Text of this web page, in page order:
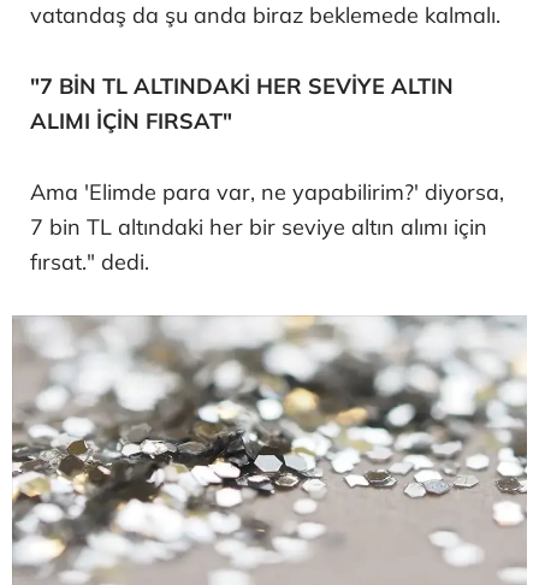
vatandaş da şu anda biraz beklemede kalmalı.
"7 BİN TL ALTINDAKİ HER SEVİYE ALTIN
ALIMI İÇİN FIRSAT"
Ama 'Elimde para var, ne yapabilirim?' diyorsa,
7 bin TL altındaki her bir seviye altın alımı için
fırsat." dedi.